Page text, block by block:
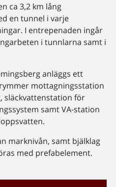
ca 3,2 km lång
en tunnel i varje
I entrepenaden ingår
i tunnlarna samt i
anläggs ett
mottagningsstation
släckvattenstation för
samt VA-station
marknivån, samt bjälklag
med prefabelement.